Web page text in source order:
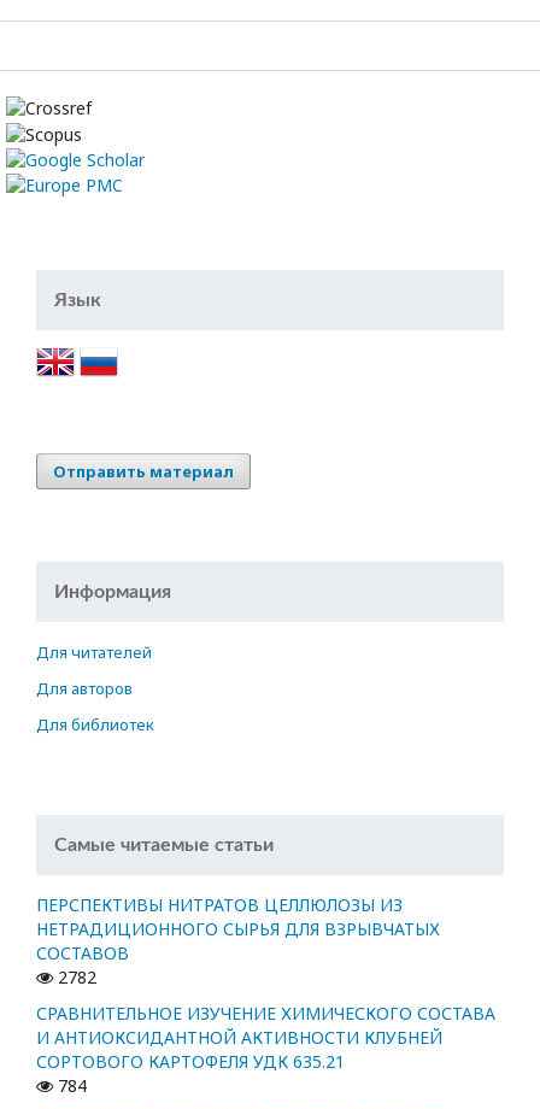
Язык
Отправить материал
Информация
Для читателей
Для авторов
Для библиотек
Самые читаемые статьи
ПЕРСПЕКТИВЫ НИТРАТОВ ЦЕЛЛЮЛОЗЫ ИЗ
НЕТРАДИЦИОННОГО СЫРЬЯ ДЛЯ ВЗРЫВЧАТЫХ
СОСТАВОВ
2782
СРАВНИТЕЛЬНОЕ ИЗУЧЕНИЕ ХИМИЧЕСКОГО СОСТАВА
И АНТИОКСИДАНТНОЙ АКТИВНОСТИ КЛУБНЕЙ
СОРТОВОГО КАРТОФЕЛЯ УДК 635.21
784